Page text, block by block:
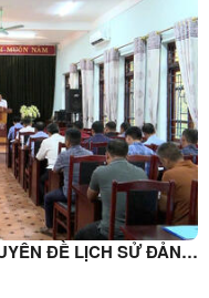
ĐỀ LỊCH SỬ ĐẢNG